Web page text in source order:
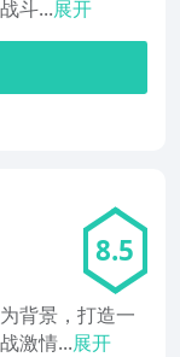
斗...展开
8.5
背景，打造一
激情...展开